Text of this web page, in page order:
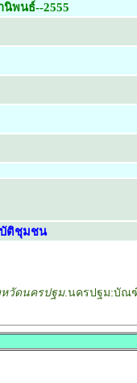
พนธ์--2555
ติชุมชน
วัดนครปฐม.นครปฐม:บัณ